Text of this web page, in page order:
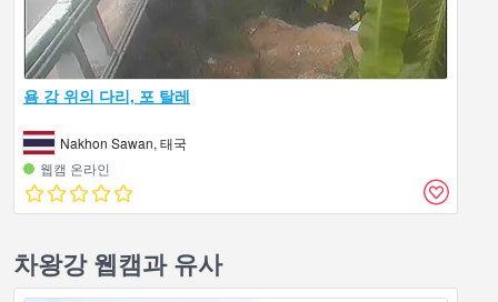
욤 강 위의 다리, 포 탈레
Nakhon Sawan, 태국
웹캠 온라인
차왕강 웹캠과 유사